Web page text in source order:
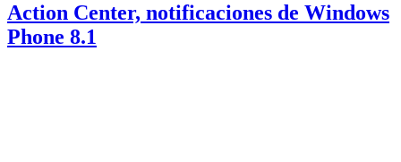
Action Center, notificaciones de Windows
Phone 8.1